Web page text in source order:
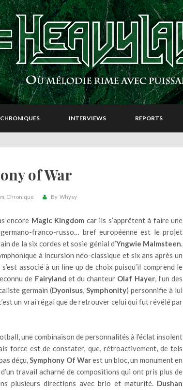
CHRONIQUES INTERVIEWS REPORTS
of War
Chronique By Whysy
encore Magic Kingdom car ils s’apprêtent à faire une
franco-russo… bref européenne est le projet
de la six cordes et sosie génial d’Yngwie Malmsteen.
à incursion néo-classique et six ans après un
associé à un line up de choix puisqu’il comprend le
de Fairyland et du chanteur Olaf Hayer, l’un des
germain (Dyonisus, Symphonity) personnifie à lui
un vrai régal que de retrouver celui qui fut révélé par
une combinaison de personnalités à l’éclat insolent
force est de constater, que, rétroactivement, de tels
déçu,Symphony Of Warest un bloc, un monument en
travail acharné de compositions qui ont pris plus de
plusieurs directions avec brio et maturité. Dushan